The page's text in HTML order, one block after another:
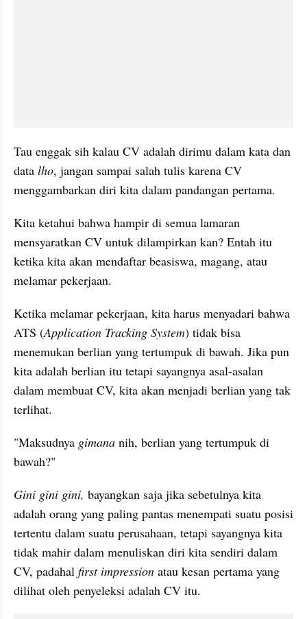
Tau enggak sih kalau CV adalah dirimu dalam kata dan
data lho, jangan sampai salah tulis karena CV
menggambarkan diri kita dalam pandangan pertama.
Kita ketahui bahwa hampir di semua lamaran
mensyaratkan CV untuk dilampirkan kan? Entah itu
ketika kita akan mendaftar beasiswa, magang, atau
melamar pekerjaan.
Ketika melamar pekerjaan, kita harus menyadari bahwa
ATS (Application Tracking System) tidak bisa
menemukan berlian yang tertumpuk di bawah. Jika pun
kita adalah berlian itu tetapi sayangnya asal-asalan
dalam membuat CV, kita akan menjadi berlian yang tak
terlihat.
"Maksudnya gimana nih, berlian yang tertumpuk di
bawah?"
Gini gini gini, bayangkan saja jika sebetulnya kita
adalah orang yang paling pantas menempati suatu posisi
tertentu dalam suatu perusahaan, tetapi sayangnya kita
tidak mahir dalam menuliskan diri kita sendiri dalam
CV, padahal first impression atau kesan pertama yang
dilihat oleh penyeleksi adalah CV itu.